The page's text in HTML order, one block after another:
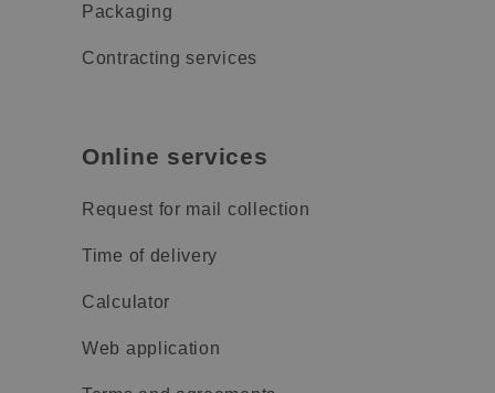
Packaging
Contracting services
Online services
Request for mail collection
Time of delivery
Calculator
Web application